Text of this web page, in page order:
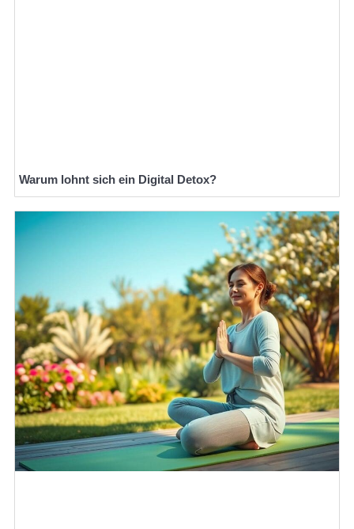
Warum lohnt sich ein Digital Detox?